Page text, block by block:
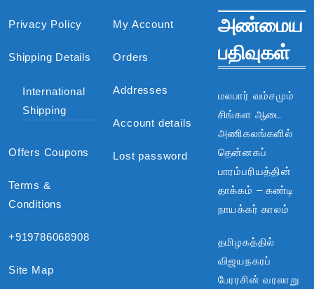
Privacy Policy
Shipping Details
International
Shipping
Offers Coupons
Terms &
Conditions
+919786068908
Site Map
My Account
Orders
Addresses
Account details
Lost password
அண்மைய
பதிவுகள்
மலபார் வம்சமும்
சிங்கள ஆடை
அணிகலங்களில்
தென்னகப்
பாரம்பரியத்தின்
தாக்கம் – கண்டி
நாயக்கர் காலம்
தமிழகத்தில்
விஜயநகரப்
பேரரசின் வரலாறு